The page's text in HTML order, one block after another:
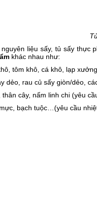
liệu sấy, tủ sấy thực
khác nhau như:
tôm khô, cá khô, lạp
dẻo, rau củ sấy giòn/dẻo,
thân cây, nấm linh chi (yêu
bạch tuộc…(yêu cầu